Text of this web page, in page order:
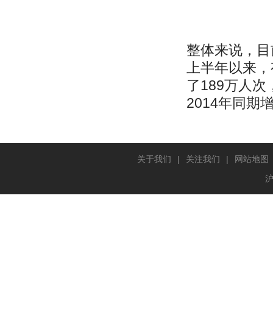
整体来说，
上半年以来
了189万人次
2014年同期
关于我们 | 关注我们 |
网站地图